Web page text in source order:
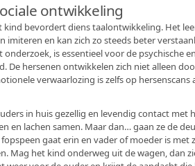
ontwikkeling
kind bevordert diens taalontwikkeling. Het
imiteren en kan zich zo steeds beter
is essentieel voor de psychische
De hersenen ontwikkelen zich niet alleen
verwaarlozing is zelfs op hersenscans
in huis gezellig en levendig contact met
en lachen samen. Maar dan… gaan ze de
gaat erin en vader of moeder is met
Mag het kind onderweg uit de wagen, dan